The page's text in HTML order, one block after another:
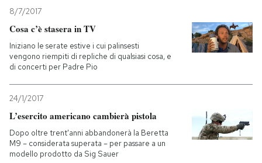
8/7/2017
Cosa c’è stasera in TV
Iniziano le serate estive i cui palinsesti
vengono riempiti di repliche di qualsiasi cosa, e
di concerti per Padre Pio
24/1/2017
L’esercito americano cambierà pistola
Dopo oltre trent'anni abbandonerà la Beretta
M9 – considerata superata – per passare a un
modello prodotto da Sig Sauer